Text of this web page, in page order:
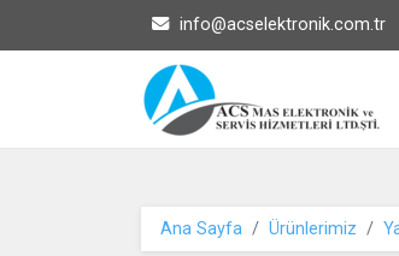
info@acselektronik.com.tr
Ana Sayfa Ürünlerimiz